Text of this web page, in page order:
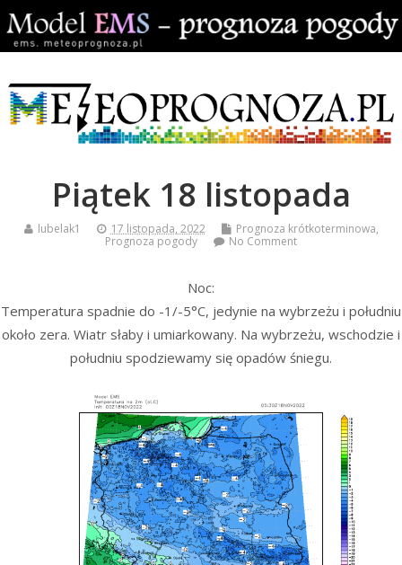
Piątek 18 listopada
lubelak1 17 listopada, 2022 Prognoza krótkoterminowa,
Prognoza pogody
No Comment
Noc:
Temperatura spadnie do -1/-5°C, jedynie na wybrzeżu i południu
około zera. Wiatr słaby i umiarkowany. Na wybrzeżu, wschodzie i
południu spodziewamy się opadów śniegu.